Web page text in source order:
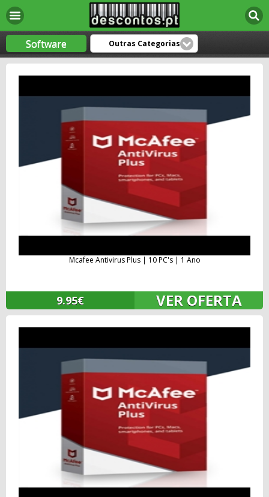
Software Outras Categorias
Mcafee Antivirus Plus | 10 PC's | 1 Ano
9.95€ VER OFERTA